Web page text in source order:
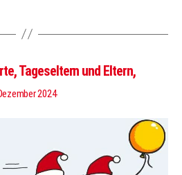
Tageseltern und Eltern,
2024